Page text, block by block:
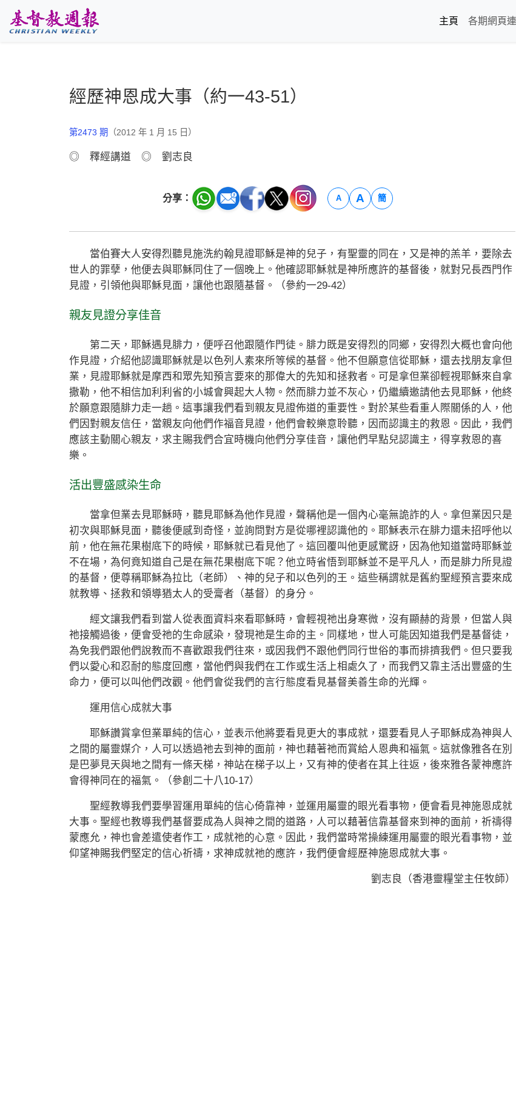
主頁
各期網頁
經歷神恩成大事（約一43-51）
第2473 期 （2012 年 1 月 15 日）
◎ 釋經講道 ◎ 劉志良
分享： A A 簡
當伯賽大人安得烈聽見施洗約翰見證耶穌是神的兒子，有聖靈的同在，又是神的羔羊，要除去
世人的罪孽，他便去與耶穌同住了一個晚上。他確認耶穌就是神所應許的基督後，就對兄長西門作
見證，引領他與耶穌見面，讓他也跟隨基督。（參約一29-42）
親友見證分享佳音
第二天，耶穌遇見腓力，便呼召他跟隨作門徒。腓力既是安得烈的同鄉，安得烈大概也會向他
作見證，介紹他認識耶穌就是以色列人素來所等候的基督。他不但願意信從耶穌，還去找朋友拿但
業，見證耶穌就是摩西和眾先知預言要來的那偉大的先知和拯救者。可是拿但業卻輕視耶穌來自拿
撒勒，他不相信加利利省的小城會興起大人物。然而腓力並不灰心，仍繼續邀請他去見耶穌，他終
於願意跟隨腓力走一趟。這事讓我們看到親友見證佈道的重要性。對於某些看重人際關係的人，他
們因對親友信任，當親友向他們作福音見證，他們會較樂意聆聽，因而認識主的救恩。因此，我們
應該主動關心親友，求主賜我們合宜時機向他們分享佳音，讓他們早點兒認識主，得享救恩的喜
樂。
活出豐盛感染生命
當拿但業去見耶穌時，聽見耶穌為他作見證，聲稱他是一個內心毫無詭詐的人。拿但業因只是
初次與耶穌見面，聽後便感到奇怪，並詢問對方是從哪裡認識他的。耶穌表示在腓力還未招呼他以
前，他在無花果樹底下的時候，耶穌就已看見他了。這回覆叫他更感驚訝，因為他知道當時耶穌並
不在場，為何竟知道自己是在無花果樹底下呢？他立時省悟到耶穌並不是平凡人，而是腓力所見證
的基督，便尊稱耶穌為拉比（老師）、神的兒子和以色列的王。這些稱謂就是舊約聖經預言要來成
就教導、拯救和領導猶太人的受膏者（基督）的身分。
經文讓我們看到當人從表面資料來看耶穌時，會輕視祂出身寒微，沒有顯赫的背景，但當人與
祂接觸過後，便會受祂的生命感染，發現祂是生命的主。同樣地，世人可能因知道我們是基督徒，
為免我們跟他們說教而不喜歡跟我們往來，或因我們不跟他們同行世俗的事而排擠我們。但只要我
們以愛心和忍耐的態度回應，當他們與我們在工作或生活上相處久了，而我們又靠主活出豐盛的生
命力，便可以叫他們改觀。他們會從我們的言行態度看見基督美善生命的光輝。
運用信心成就大事
耶穌讚賞拿但業單純的信心，並表示他將要看見更大的事成就，還要看見人子耶穌成為神與人
之間的屬靈媒介，人可以透過祂去到神的面前，神也藉著祂而賞給人恩典和福氣。這就像雅各在別
是巴夢見天與地之間有一條天梯，神站在梯子以上，又有神的使者在其上往返，後來雅各蒙神應許
會得神同在的福氣。（參創二十八10-17）
聖經教導我們要學習運用單純的信心倚靠神，並運用屬靈的眼光看事物，便會看見神施恩成就
大事。聖經也教導我們基督要成為人與神之間的道路，人可以藉著信靠基督來到神的面前，祈禱得
蒙應允，神也會差遣使者作工，成就祂的心意。因此，我們當時常操練運用屬靈的眼光看事物，並
仰望神賜我們堅定的信心祈禱，求神成就祂的應許，我們便會經歷神施恩成就大事。
劉志良（香港靈糧堂主任牧師）